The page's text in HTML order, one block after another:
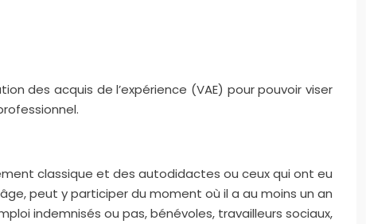
des acquis de l’expérience (VAE) pour pouvoir viser
classique et des autodidactes ou ceux qui ont eu
peut y participer du moment où il a au moins un an
indemnisés ou pas, bénévoles, travailleurs sociaux,